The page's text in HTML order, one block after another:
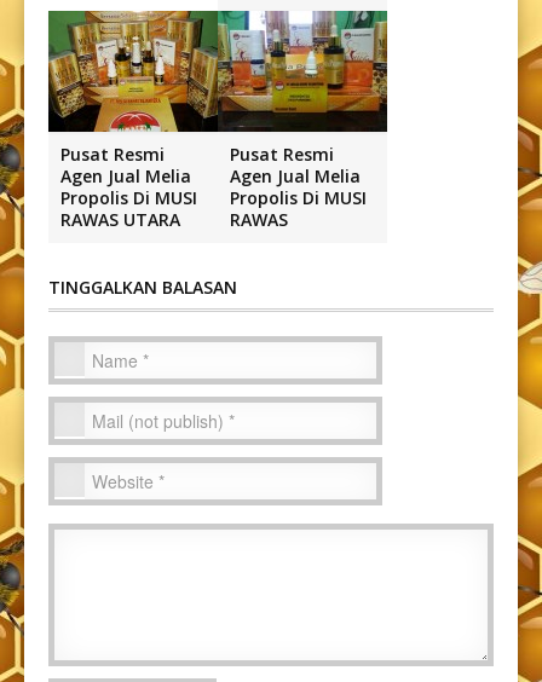
Pusat Resmi
Agen Jual Melia
Propolis Di MUSI
RAWAS UTARA
Pusat Resmi
Agen Jual Melia
Propolis Di MUSI
RAWAS
TINGGALKAN BALASAN